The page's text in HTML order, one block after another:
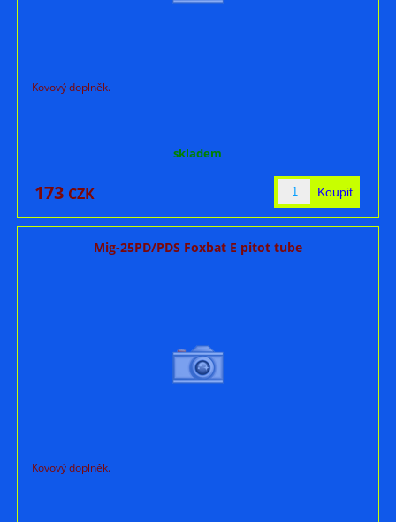
Kovový doplněk.
skladem
173 CZK
Mig-25PD/PDS Foxbat E pitot tube
Kovový doplněk.